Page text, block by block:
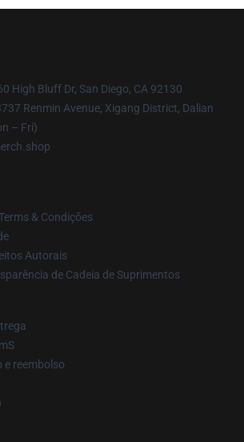
High Bluff Dr, San Diego, CA 92130
Renmin Avenue, Xigang District, Dalian
– Fri)
& Condições
Autorais
de Cadeia de Suprimentos
e reembolso